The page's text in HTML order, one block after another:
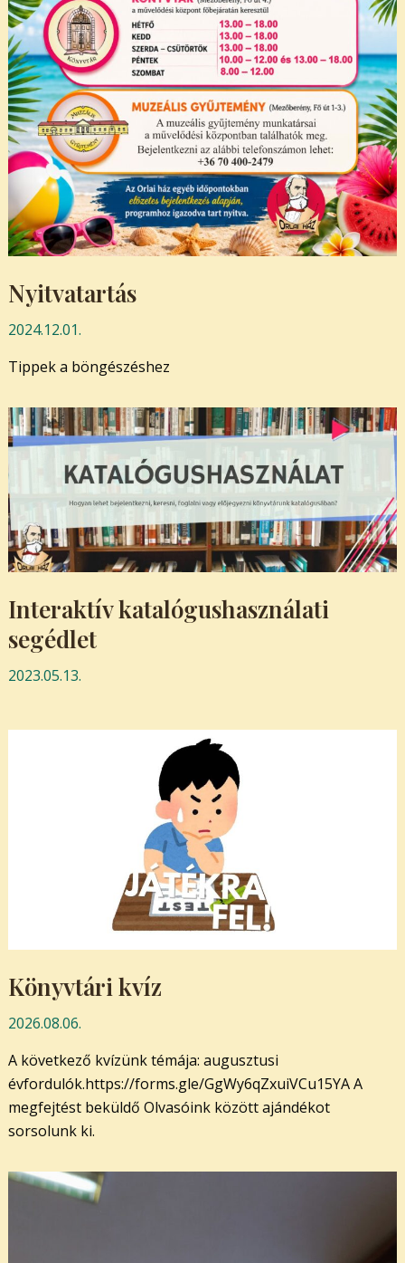
Nyitvatartás
2024.12.01.
Tippek a böngészéshez
Interaktív katalógushasználati
segédlet
2023.05.13.
Könyvtári kvíz
2026.08.06.
A következő kvízünk témája: augusztusi
évfordulók.https://forms.gle/GgWy6qZxuiVCu15YA A
megfejtést beküldő Olvasóink között ajándékot
sorsolunk ki.